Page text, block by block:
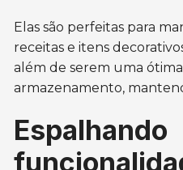
Elas são perfeitas para
receitas e itens
além de serem uma
armazenamento,
Espalhando